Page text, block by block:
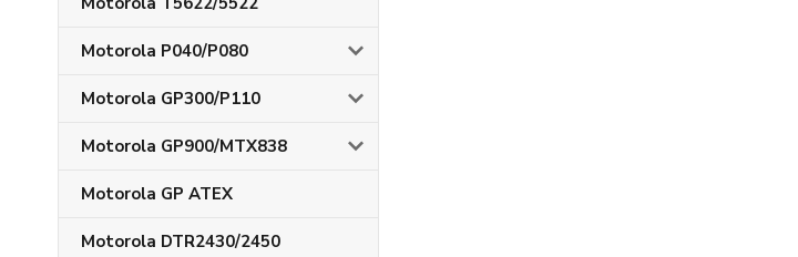
Motorola P040/P080
Motorola GP300/P110
Motorola GP900/MTX838
Motorola GP ATEX
Motorola DTR2430/2450